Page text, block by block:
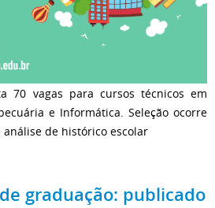
70 vagas para cursos técnicos em
e Informática. Seleção ocorre
de histórico escolar
graduação: publicado